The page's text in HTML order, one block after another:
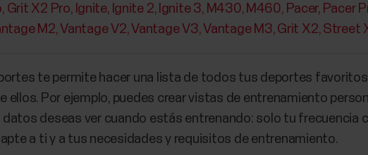
Grit X2 Pro Ignite Ignite 2 Ignite 3 M430 M460 Pacer Pacer
M2 Vantage V2 Vantage V3 Vantage M3 Grit X2 Street
te permite hacer una lista de todos tus deportes
ellos. Por ejemplo, puedes crear vistas de entrenamiento
deseas ver cuando estás entrenando: solo tu frecuencia
a ti y a tus necesidades y requisitos de entrenamiento.